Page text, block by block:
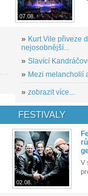
07.08.
» Kurt Vile přiveze
nejosobnější...
» Slavící
» Mezi melancholií
» zobrazit více...
FESTIVALY
02.08.
V